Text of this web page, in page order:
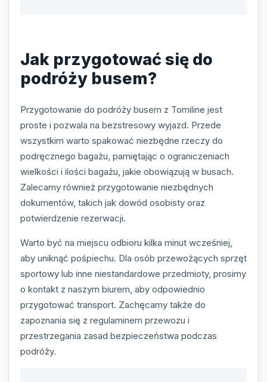
Jak przygotować się do
podróży busem?
Przygotowanie do podróży busem z Tomiline jest
proste i pozwala na bezstresowy wyjazd. Przede
wszystkim warto spakować niezbędne rzeczy do
podręcznego bagażu, pamiętając o ograniczeniach
wielkości i ilości bagażu, jakie obowiązują w busach.
Zalecamy również przygotowanie niezbędnych
dokumentów, takich jak dowód osobisty oraz
potwierdzenie rezerwacji.
Warto być na miejscu odbioru kilka minut wcześniej,
aby uniknąć pośpiechu. Dla osób przewożących sprzęt
sportowy lub inne niestandardowe przedmioty, prosimy
o kontakt z naszym biurem, aby odpowiednio
przygotować transport. Zachęcamy także do
zapoznania się z regulaminem przewozu i
przestrzegania zasad bezpieczeństwa podczas
podróży.